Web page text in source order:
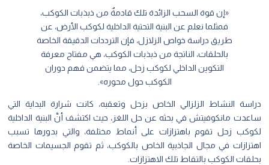
«إن قوة السحب الزائدة تلك قادمةٌ من ذبذبات الكوكب،
فمثلما نعلم عن البنية التحتية الداخلية لكوكب الأرض، عن
طريق دراسة خواص الزلازل، فإن الترددات الدقيقة الخاصة
بالحلقات، الناتجة من ذبذبات الكوكب، هي مفتاح معرفة
التكوين الداخلي لكوكب زحل، مما يتضمن فهم دوران
الكوكب حول محوره».
دراسة النشاط الزلزالي الخاص بزحل وتعقبه، كانت شرارة البداية التي
ساعدت مانكوفيتش في بحثه عن حل اللغز، حيث اكتشف أنَّ البنية الداخلية
لكوكب زحل تقوم باهتزازات على أنماط مختلفة، والتي بدورها تسبب
اهتزازات في مجال الجاذبية الخاص بالكوكب، ثم تقوم الجسيمات الخاصة
بحلقات الكوكب بالتقاط تلك الاهتزازات.